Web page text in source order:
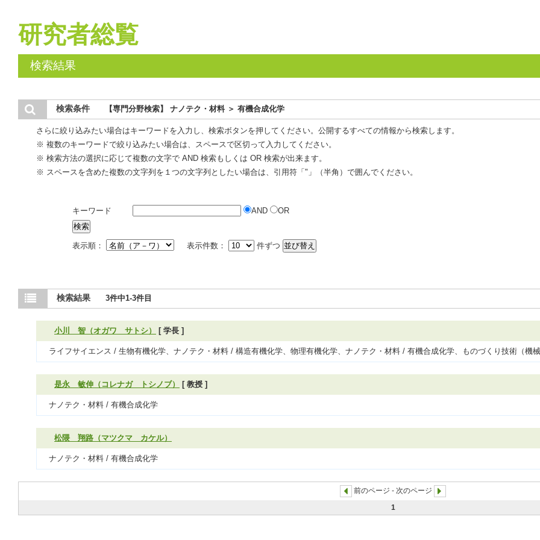
研究者総覧
検索結果
検索条件 【専門分野検索】 ナノテク・材料 ＞ 有機合成化学
さらに絞り込みたい場合はキーワードを入力し、検索ボタンを押してください。公開するすべての情報から検索します。
※ 複数のキーワードで絞り込みたい場合は、スペースで区切って入力してください。
※ 検索方法の選択に応じて複数の文字で AND 検索もしくは OR 検索が出来ます。
※ スペースを含めた複数の文字列を１つの文字列としたい場合は、引用符「"」（半角）で囲んでください。
キーワード AND OR
表示順： 表示件数： 件ずつ
検索結果 3件中1-3件目
小川 智（オガワ サトシ） [ 学長 ]
ライフサイエンス / 生物有機化学、ナノテク・材料 / 構造有機化学、物理有機化学、ナノテク・材料 / 有機合成化学、ものづくり技術（機
是永 敏伸（コレナガ トシノブ） [ 教授 ]
ナノテク・材料 / 有機合成化学
松隈 翔路（マツクマ カケル）
ナノテク・材料 / 有機合成化学
前のページ - 次のページ
1